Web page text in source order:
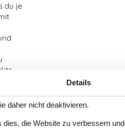
du je
Details
daher nicht deaktivieren.
die Website zu verbessern und